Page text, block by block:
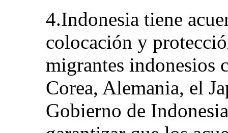
4.Indonesia tiene
colocación y
migrantes indonesios
Corea, Alemania, el
Gobierno de